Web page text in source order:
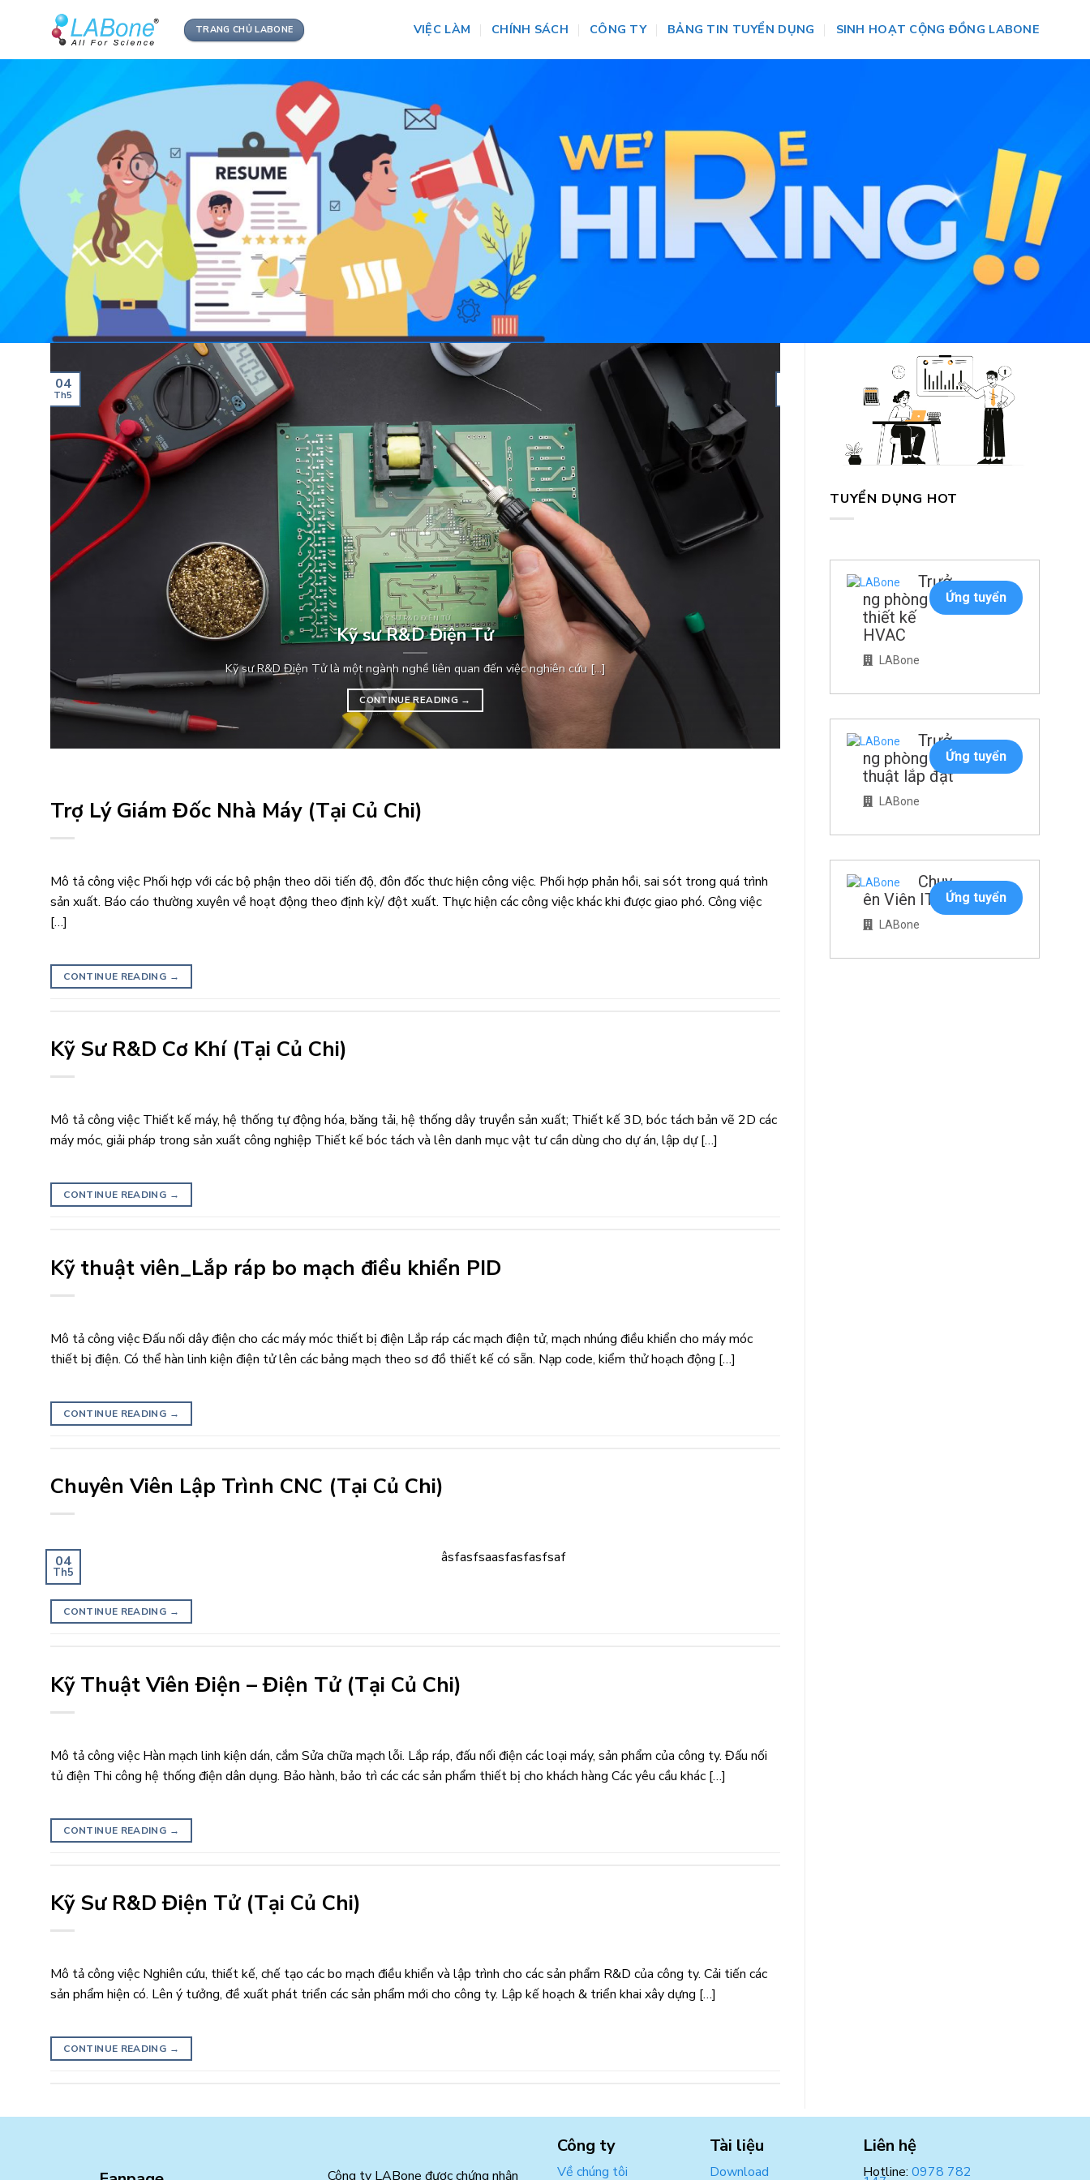
TRANG CHỦ LABONE VIỆC LÀM CHÍNH SÁCH CÔNG TY BẢNG TIN TUYỂN DỤNG SINH HOẠT CỘNG ĐỒNG LABONE
KỸ SƯ R&D ĐIỆN TỬ
Kỹ sư R&D Điện Tử
Kỹ sư R&D Điện Tử là một ngành nghề liên quan đến việc nghiên cứu [...]
CONTINUE READING →
04
Th5
Trợ Lý Giám Đốc Nhà Máy (Tại Củ Chi)
Mô tả công việc Phối hợp với các bộ phận theo dõi tiến độ, đôn đốc thưc hiện công việc. Phối hợp phản hồi, sai sót trong quá trình
sản xuất. Báo cáo thường xuyên về hoạt động theo định kỳ/ đột xuất. Thực hiện các công việc khác khi được giao phó. Công việc
[…]
CONTINUE READING →
Kỹ Sư R&D Cơ Khí (Tại Củ Chi)
Mô tả công việc Thiết kế máy, hệ thống tự động hóa, băng tải, hệ thống dây truyền sản xuất; Thiết kế 3D, bóc tách bản vẽ 2D các
máy móc, giải pháp trong sản xuất công nghiệp Thiết kế bóc tách và lên danh mục vật tư cần dùng cho dự án, lập dự […]
CONTINUE READING →
Kỹ thuật viên_Lắp ráp bo mạch điều khiển PID
Mô tả công việc Đấu nối dây điện cho các máy móc thiết bị điện Lắp ráp các mạch điện tử, mạch nhúng điều khiển cho máy móc
thiết bị điện. Có thể hàn linh kiện điện tử lên các bảng mạch theo sơ đồ thiết kế có sẵn. Nạp code, kiểm thử hoạch động […]
CONTINUE READING →
Chuyên Viên Lập Trình CNC (Tại Củ Chi)
04
Th5
âsfasfsaasfasfasfsaf
CONTINUE READING →
Kỹ Thuật Viên Điện – Điện Tử (Tại Củ Chi)
Mô tả công việc Hàn mạch linh kiện dán, cắm Sửa chữa mạch lỗi. Lắp ráp, đấu nối điện các loại máy, sản phẩm của công ty. Đấu nối
tủ điện Thi công hệ thống điện dân dụng. Bảo hành, bảo trì các các sản phẩm thiết bị cho khách hàng Các yêu cầu khác […]
CONTINUE READING →
Kỹ Sư R&D Điện Tử (Tại Củ Chi)
Mô tả công việc Nghiên cứu, thiết kế, chế tạo các bo mạch điều khiển và lập trình cho các sản phẩm R&D của công ty. Cải tiến các
sản phẩm hiện có. Lên ý tưởng, đề xuất phát triển các sản phẩm mới cho công ty. Lập kế hoạch & triển khai xây dựng […]
CONTINUE READING →
TUYỂN DỤNG HOT
Trưở
ng phòng
thiết kế
HVAC
LABone
Ứng tuyển
Trưở
ng phòng kỹ
thuật lắp đặt
LABone
Ứng tuyển
Chuy
ên Viên IT
LABone
Ứng tuyển
Công ty LABone được chứng nhận
Công ty
Về chúng tôi
Tài liệu
Download
Liên hệ
Hotline: 0978 782